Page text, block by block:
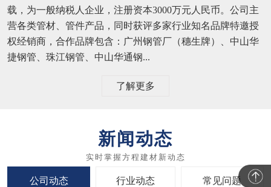
载，为一般纳税人企业，注册资本3000万元人民币。公司主
营各类管材、管件产品，同时获评多家行业知名品牌特邀授
权经销商，合作品牌包含：广州钢管厂（穗生牌）、中山华
捷钢管、珠江钢管、中山华通钢...
了解更多
新闻动态
公司动态 行业动态 常见问题